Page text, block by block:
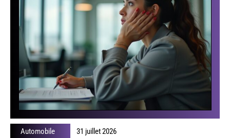
Automobile 31 juillet 2026